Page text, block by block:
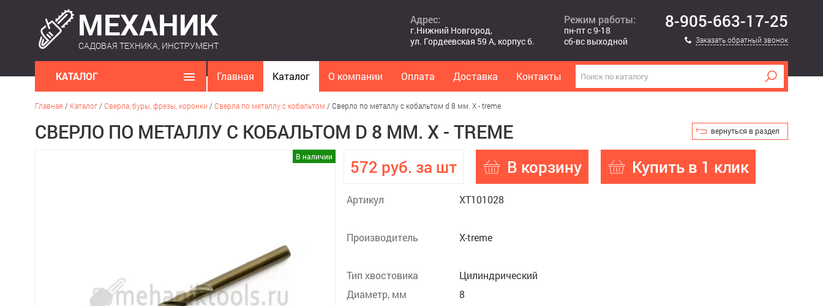
САДОВАЯ ТЕХНИКА, ИНСТРУМЕНТ
8-905-663-17-25
Заказать обратный звонок
Режим работы:
пн-пт с 9-18
сб-вс выходной
Адрес:
г.Нижний Новгород,
ул. Гордеевская 59 А, корпус 6.
КАТАЛОГ Главная Каталог О компании Оплата Доставка Контакты
Главная / Каталог /Сверла, буры, фрезы, коронки /Сверла по металлу с кобальтом /Сверло по металлу с кобальтом d 8 мм. X - treme
СВЕРЛО ПО МЕТАЛЛУ С КОБАЛЬТОМ D 8 ММ. X - TREME вернуться в раздел
В наличии 572 руб. за шт В корзину Купить в 1 клик
Артикул XT101028
Производитель X-treme
Тип хвостовика
Цилиндрический
Диаметр, мм
8